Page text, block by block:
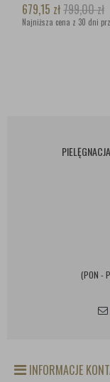
679,15 zł799,00zł
Najniższa cena z 30 dni
(PON -
INFORMACJE